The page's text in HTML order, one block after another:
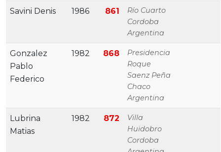
Savini Denis 1986 861
Río Cuarto
Cordoba
Argentina
Gonzalez
Pablo
Federico
1982 868
Presidencia
Roque
Saenz Peña
Chaco
Argentina
Lubrina
Matias
1982 872
Villa
Huidobro
Cordoba